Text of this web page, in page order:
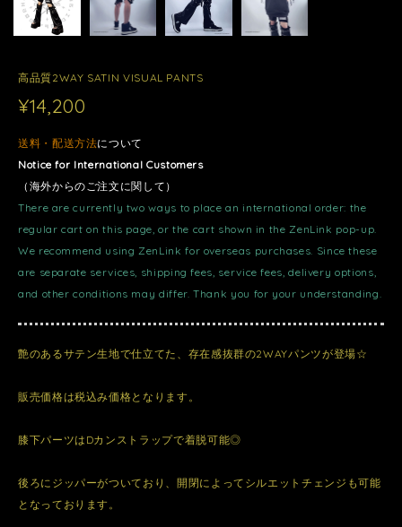
高品質2WAY SATIN VISUAL PANTS
¥14,200
送料・配送方法について
Notice for International Customers
（海外からのご注文に関して）
There are currently two ways to place an international order: the
regular cart on this page, or the cart shown in the ZenLink pop-up.
We recommend using ZenLink for overseas purchases. Since these
are separate services, shipping fees, service fees, delivery options,
and other conditions may differ. Thank you for your understanding.
艶のあるサテン生地で仕立てた、存在感抜群の2WAYパンツが登場☆
販売価格は税込み価格となります。
膝下パーツはDカンストラップで着脱可能◎
後ろにジッパーがついており、開閉によってシルエットチェンジも可能
となっております。